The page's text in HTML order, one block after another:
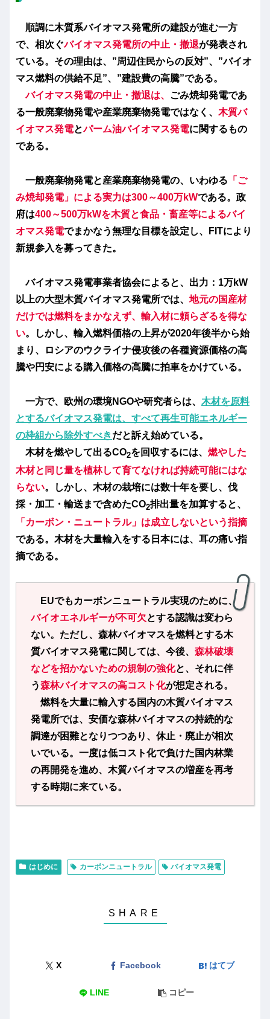
順調に木質系バイオマス発電所の建設が進む一方
で、相次ぐバイオマス発電所の中止・撤退が発表され
ている。その理由は、”周辺住民からの反対”、”バイオ
マス燃料の供給不足”、”建設費の高騰”である。
バイオマス発電の中止・撤退は、 ごみ焼却発電であ
る一般廃棄物発電や産業廃棄物発電ではなく、 木質バ
イオマス発電とパーム油バイオマス発電に関するもの
である。
一般廃棄物発電と産業廃棄物発電の、いわゆる 「ご
み焼却発電」による実力は300～400万kWである。政
府は400～500万kWを木質と食品・畜産等によるバイ
オマス発電でまかなう無理な目標を設定し、FITにより
新規参入を募ってきた。
バイオマス発電事業者協会によると、出力：1万kW
以上の大型木質バイオマス発電所では、 地元の国産材
だけでは燃料をまかなえず、輸入材に頼らざるを得な
い。しかし、輸入燃料価格の上昇が2020年後半から始
まり、ロシアのウクライナ侵攻後の各種資源価格の高
騰や円安による購入価格の高騰に拍車をかけている。
一方で、欧州の環境NGOや研究者らは、 木材を原料
とするバイオマス発電は、すべて再生可能エネルギー
の枠組から除外すべきだと訴え始めている。
木材を燃やして出るCO2を回収するには、 燃やした
木材と同じ量を植林して育てなければ持続可能にはな
らない。しかし、木材の栽培には数十年を要し、伐
採・加工・輸送まで含めたCO2排出量を加算すると、
「カーボン・ニュートラル」は成立しないという指摘
である。木材を大量輸入をする日本には、耳の痛い指
摘である。
EUでもカーボンニュートラル実現のために、
バイオエネルギーが不可欠とする認識は変わら
ない。ただし、森林バイオマスを燃料とする木
質バイオマス発電に関しては、今後、 森林破壊
などを招かないための規制の強化と、それに伴
う森林バイオマスの高コスト化が想定される。
燃料を大量に輸入する国内の木質バイオマス
発電所では、安価な森林バイオマスの持続的な
調達が困難となりつつあり、休止・廃止が相次
いでいる。一度は低コスト化で負けた国内林業
の再開発を進め、木質バイオマスの増産を再考
する時期に来ている。
はじめに カーボンニュートラル バイオマス発電
X Facebook はてブ
LINE コピー